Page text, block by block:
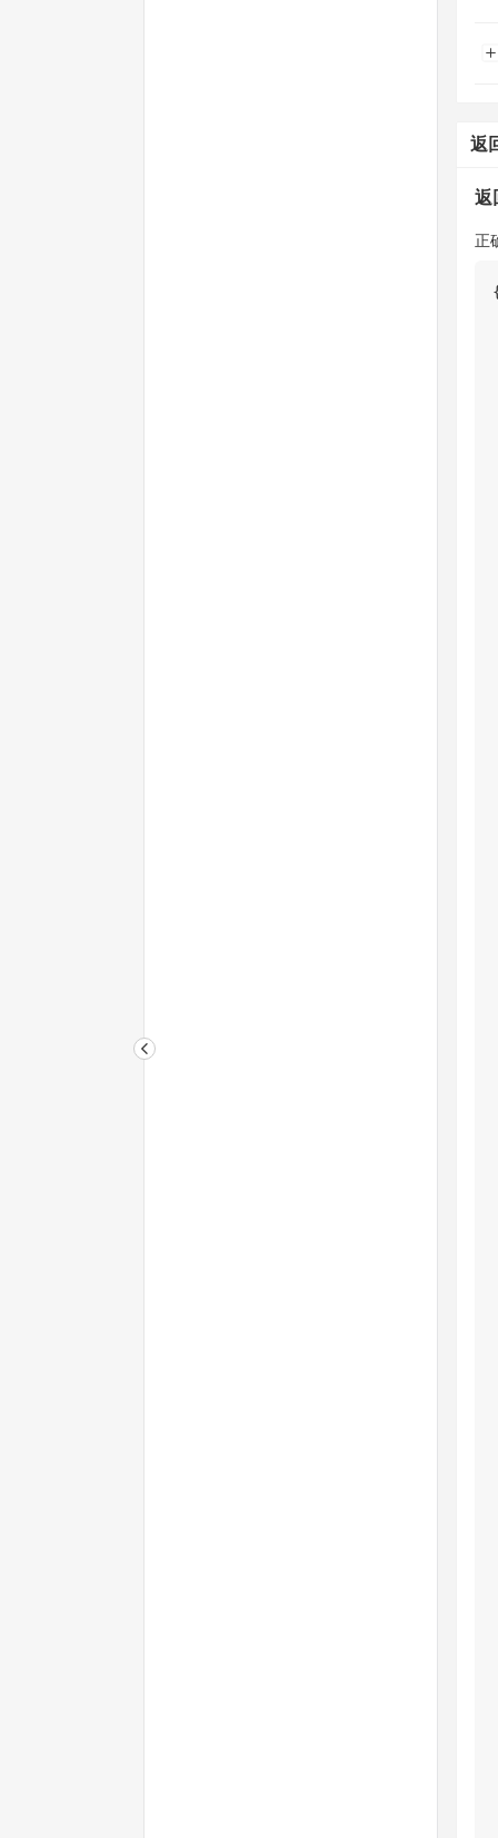
返
返
正